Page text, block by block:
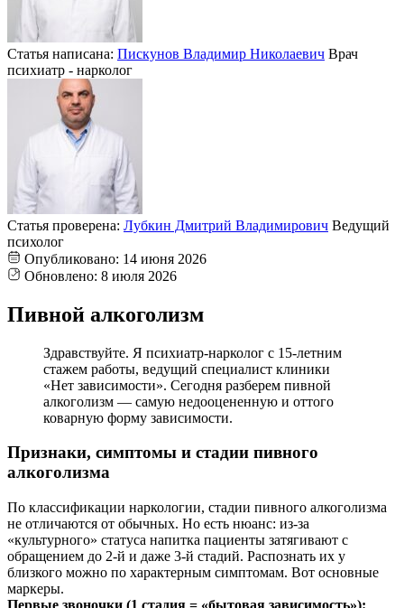
Статья написана: Пискунов Владимир Николаевич Врач
психиатр - нарколог
Статья проверена: Лубкин Дмитрий Владимирович Ведущий
психолог
Опубликовано: 14 июня 2026
Обновлено: 8 июля 2026
Пивной алкоголизм
Здравствуйте. Я психиатр-нарколог с 15-летним
стажем работы, ведущий специалист клиники
«Нет зависимости». Сегодня разберем пивной
алкоголизм — самую недооцененную и оттого
коварную форму зависимости.
Признаки, симптомы и стадии пивного
алкоголизма
По классификации наркологии, стадии пивного алкоголизма
не отличаются от обычных. Но есть нюанс: из-за
«культурного» статуса напитка пациенты затягивают с
обращением до 2-й и даже 3-й стадий. Распознать их у
близкого можно по характерным симптомам. Вот основные
маркеры.
Первые звоночки (1 стадия = «бытовая зависимость»):